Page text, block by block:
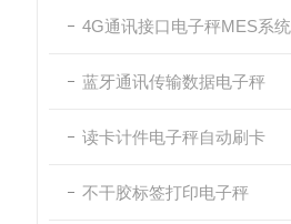
4G通讯接口电子秤MES系统
蓝牙通讯传输数据电子秤
读卡计件电子秤自动刷卡
不干胶标签打印电子秤